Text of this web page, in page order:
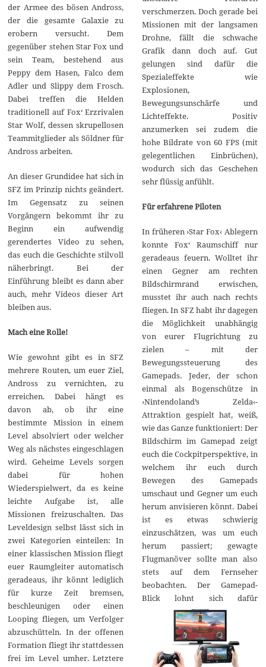
der Armee des bösen Andross,
der die gesamte Galaxie zu
erobern versucht. Dem
gegenüber stehen Star Fox und
sein Team, bestehend aus
Peppy dem Hasen, Falco dem
Adler und Slippy dem Frosch.
Dabei treffen die Helden
traditionell auf Fox‘ Erzrivalen
Star Wolf, dessen skrupellosen
Teammitglieder als Söldner für
Andross arbeiten.
An dieser Grundidee hat sich in
SFZ im Prinzip nichts geändert.
Im Gegensatz zu seinen
Vorgängern bekommt ihr zu
Beginn ein aufwendig
gerendertes Video zu sehen,
das euch die Geschichte stilvoll
näherbringt. Bei der
Einführung bleibt es dann aber
auch, mehr Videos dieser Art
bleiben aus.
Mach eine Rolle!
Wie gewohnt gibt es in SFZ
mehrere Routen, um euer Ziel,
Andross zu vernichten, zu
erreichen. Dabei hängt es
davon ab, ob ihr eine
bestimmte Mission in einem
Level absolviert oder welcher
Weg als nächstes eingeschlagen
wird. Geheime Levels sorgen
dabei für hohen
Wiederspielwert, da es keine
leichte Aufgabe ist, alle
Missionen freizuschalten. Das
Leveldesign selbst lässt sich in
zwei Kategorien einteilen: In
einer klassischen Mission fliegt
euer Raumgleiter automatisch
geradeaus, ihr könnt lediglich
für kurze Zeit bremsen,
beschleunigen oder einen
Looping fliegen, um Verfolger
abzuschütteln. In der offenen
Formation fliegt ihr stattdessen
frei im Level umher. Letztere
verschmerzen. Doch gerade bei
Missionen mit der langsamen
Drohne, fällt die schwache
Grafik dann doch auf. Gut
gelungen sind dafür die
Spezialeffekte wie
Explosionen,
Bewegungsunschärfe und
Lichteffekte. Positiv
anzumerken sei zudem die
hohe Bildrate von 60 FPS (mit
gelegentlichen Einbrüchen),
wodurch sich das Geschehen
sehr flüssig anfühlt.
Für erfahrene Piloten
In früheren ›Star Fox‹ Ablegern
konnte Fox‘ Raumschiff nur
geradeaus feuern. Wolltet ihr
einen Gegner am rechten
Bildschirmrand erwischen,
musstet ihr auch nach rechts
fliegen. In SFZ habt ihr dagegen
die Möglichkeit unabhängig
von eurer Flugrichtung zu
zielen – mit der
Bewegungssteuerung des
Gamepads. Jeder, der schon
einmal als Bogenschütze in
›Nintendoland’s Zelda‹-
Attraktion gespielt hat, weiß,
wie das Ganze funktioniert: Der
Bildschirm im Gamepad zeigt
euch die Cockpitperspektive, in
welchem ihr euch durch
Bewegen des Gamepads
umschaut und Gegner um euch
herum anvisieren könnt. Dabei
ist es etwas schwierig
einzuschätzen, was um euch
herum passiert; gewagte
Flugmanöver sollte man also
stets auf dem Fernseher
beobachten. Der Gamepad-
Blick lohnt sich dafür